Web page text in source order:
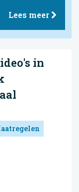
Lees meer
in